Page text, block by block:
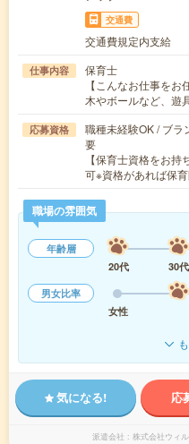
交通費
交通費規定内支給
仕事内容
保育士
【こんなお仕事を
木やボールなど、
応募資格
職種未経験OK / ブラ
要
【保育士資格をお
可※資格があれば保
職場の雰囲気
年齢層
20代
30代
男女比率
女性
気になる! 応
派遣会社 株式会社ウィ